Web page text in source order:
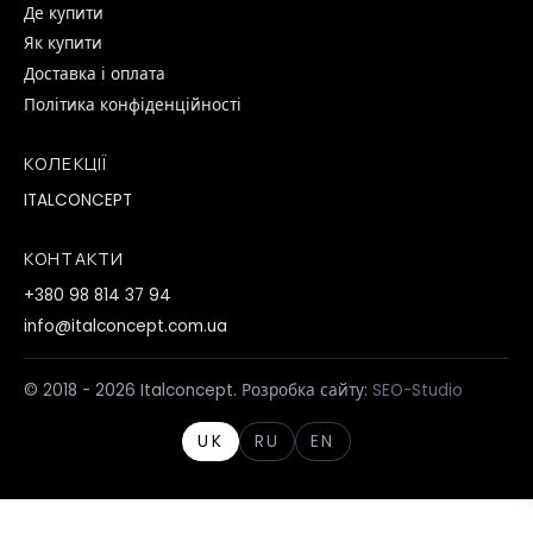
Де купити
Як купити
Доставка і оплата
Політика конфіденційності
КОЛЕКЦІЇ
ITALCONCEPT
КОНТАКТИ
+380 98 814 37 94
info@italconcept.com.ua
© 2018 - 2026 Italconcept. Розробка сайту: SEO-Studio
UK RU EN